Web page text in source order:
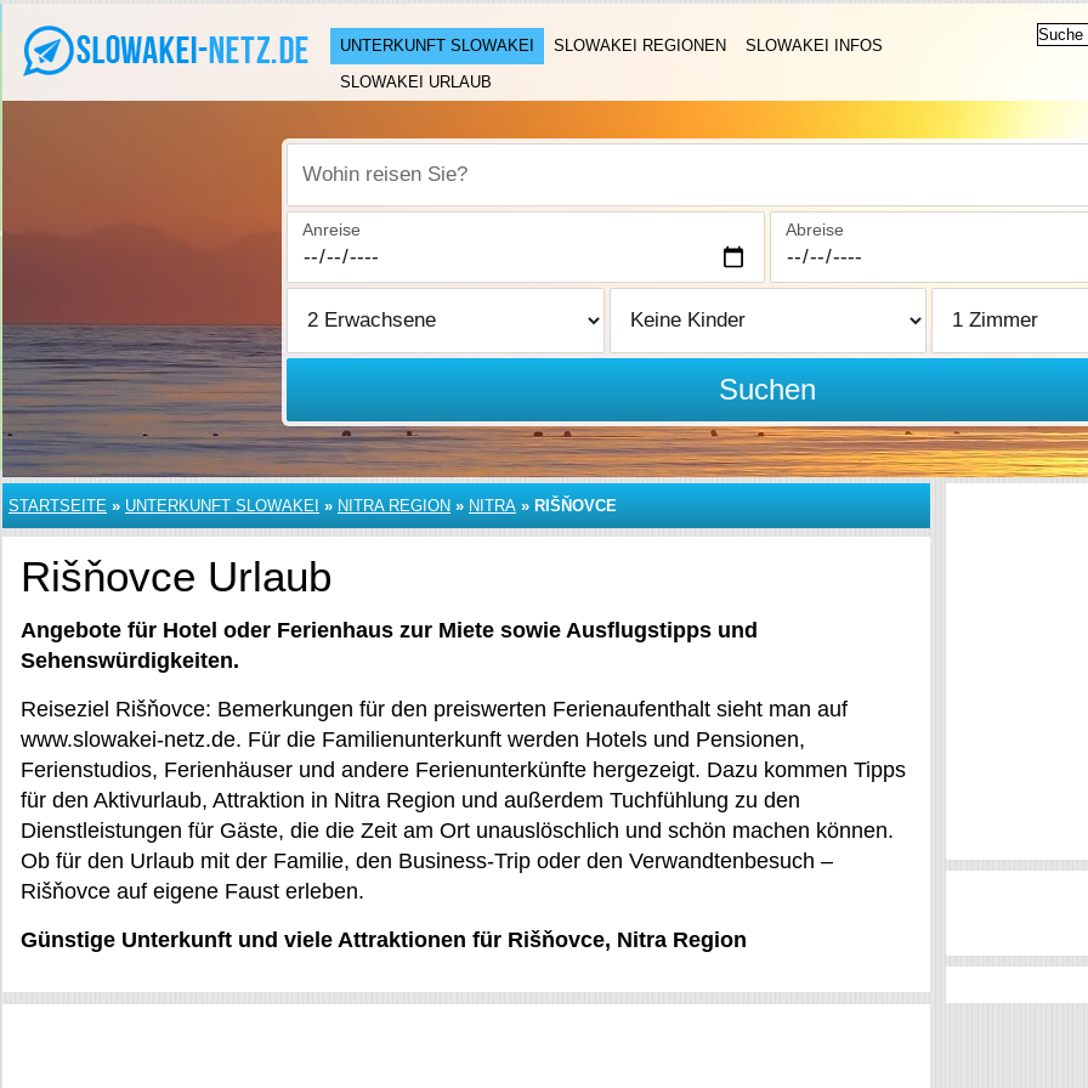
UNTERKUNFT SLOWAKEI SLOWAKEI REGIONEN
SLOWAKEI INFOS
SLOWAKEI URLAUB
Wohin reisen Sie?
Anreise Abreise
Suchen
STARTSEITE » UNTERKUNFT SLOWAKEI » NITRA REGION » NITRA » RIŠŇOVCE
Rišňovce Urlaub
Angebote für Hotel oder Ferienhaus zur Miete sowie Ausflugstipps und
Sehenswürdigkeiten.
Reiseziel Rišňovce: Bemerkungen für den preiswerten Ferienaufenthalt sieht man auf
www.slowakei-netz.de. Für die Familienunterkunft werden Hotels und Pensionen,
Ferienstudios, Ferienhäuser und andere Ferienunterkünfte hergezeigt. Dazu kommen Tipps
für den Aktivurlaub, Attraktion in Nitra Region und außerdem Tuchfühlung zu den
Dienstleistungen für Gäste, die die Zeit am Ort unauslöschlich und schön machen können.
Ob für den Urlaub mit der Familie, den Business-Trip oder den Verwandtenbesuch –
Rišňovce auf eigene Faust erleben.
Günstige Unterkunft und viele Attraktionen für Rišňovce, Nitra Region